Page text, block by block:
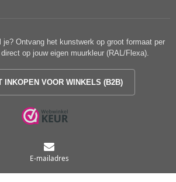
je? Ontvang het kunstwerk op groot formaat per
op jouw eigen muurkleur (RAL/Flexa).
INKOPEN VOOR WINKELS (B2B)
Privacyverklaring
E-mailadres